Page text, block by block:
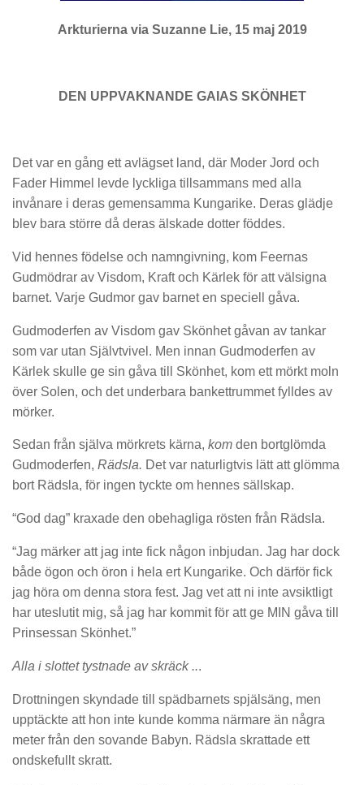
Arkturierna via Suzanne Lie, 15 maj 2019
DEN UPPVAKNANDE GAIAS SKÖNHET
Det var en gång ett avlägset land, där Moder Jord och
Fader Himmel levde lyckliga tillsammans med alla
invånare i deras gemensamma Kungarike. Deras glädje
blev bara större då deras älskade dotter föddes.
Vid hennes födelse och namngivning, kom Feernas
Gudmödrar av Visdom, Kraft och Kärlek för att välsigna
barnet. Varje Gudmor gav barnet en speciell gåva.
Gudmoderfen av Visdom gav Skönhet gåvan av tankar
som var utan Självtvivel. Men innan Gudmoderfen av
Kärlek skulle ge sin gåva till Skönhet, kom ett mörkt moln
över Solen, och det underbara bankettrummet fylldes av
mörker.
Sedan från själva mörkrets kärna, kom den bortglömda
Gudmoderfen, Rädsla. Det var naturligtvis lätt att glömma
bort Rädsla, för ingen tyckte om hennes sällskap.
“God dag” kraxade den obehagliga rösten från Rädsla.
“Jag märker att jag inte fick någon inbjudan. Jag har dock
både ögon och öron i hela ert Kungarike. Och därför fick
jag höra om denna stora fest. Jag vet att ni inte avsiktligt
har uteslutit mig, så jag har kommit för att ge MIN gåva till
Prinsessan Skönhet.”
Alla i slottet tystnade av skräck ...
Drottningen skyndade till spädbarnets spjälsäng, men
upptäckte att hon inte kunde komma närmare än några
meter från den sovande Babyn. Rädsla skrattade ett
ondskefullt skratt.